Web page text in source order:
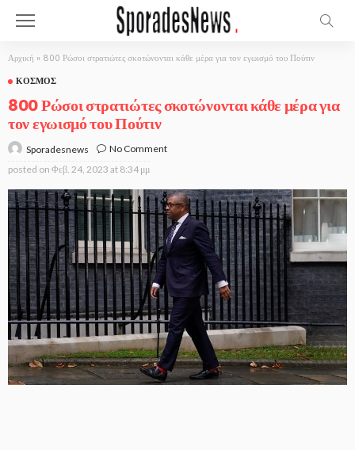
Αρχική » 800 Ρώσοι στρατιώτες σκοτώνονται κάθε μέρα για τον εγωισμό του Πούτιν
ΚΌΣΜΟΣ
800 Ρώσοι στρατιώτες σκοτώνονται κάθε μέρα για
τον εγωισμό του Πούτιν
Sporadesnews
No Comment
posted on Φεβ. 24, 2023 at 8:34 μμ